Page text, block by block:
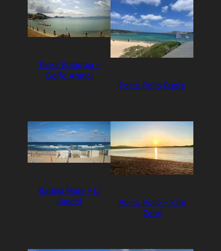
Terza Spiaggia –
Golfo Aranci
Porto Pollo Rupi’s
Badesi Mare – Li
Junchi
Porto Pollo – Kite
Zone